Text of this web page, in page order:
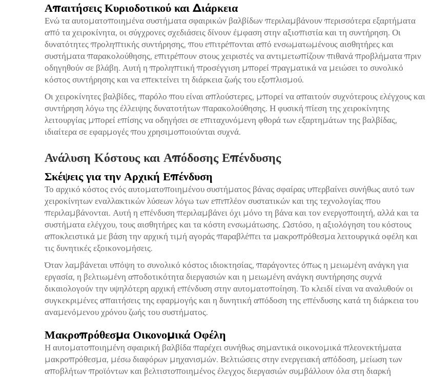
Απαιτήσεις Κυριοδοτικού και Διάρκεια
Ενώ τα αυτοματοποιημένα συστήματα σφαιρικών βαλβίδων περιλαμβάνουν περισσότερα εξαρτήματα
από τα χειροκίνητα, οι σύγχρονες σχεδιάσεις δίνουν έμφαση στην αξιοπιστία και τη συντήρηση. Οι
δυνατότητες προληπτικής συντήρησης, που επιτρέπονται από ενσωματωμένους αισθητήρες και
συστήματα παρακολούθησης, επιτρέπουν στους χειριστές να αντιμετωπίζουν πιθανά προβλήματα πριν
οδηγηθούν σε βλάβη. Αυτή η προληπτική προσέγγιση μπορεί πραγματικά να μειώσει το συνολικό
κόστος συντήρησης και να επεκτείνει τη διάρκεια ζωής του εξοπλισμού.
Οι χειροκίνητες βαλβίδες, παρόλο που είναι απλούστερες, μπορεί να απαιτούν συχνότερους ελέγχους και
συντήρηση λόγω της έλλειψης δυνατοτήτων παρακολούθησης. Η φυσική πίεση της χειροκίνητης
λειτουργίας μπορεί επίσης να οδηγήσει σε επιταχυνόμενη φθορά των εξαρτημάτων της βαλβίδας,
ιδιαίτερα σε εφαρμογές που χρησιμοποιούνται συχνά.
Ανάλυση Κόστους και Απόδοσης Επένδυσης
Σκέψεις για την Αρχική Επένδυση
Το αρχικό κόστος ενός αυτοματοποιημένου συστήματος βάνας σφαίρας υπερβαίνει συνήθως αυτό των
χειροκίνητων εναλλακτικών λύσεων λόγω των επιπλέον συστατικών και της τεχνολογίας που
περιλαμβάνονται. Αυτή η επένδυση περιλαμβάνει όχι μόνο τη βάνα και τον ενεργοποιητή, αλλά και τα
συστήματα ελέγχου, τους αισθητήρες και τα κόστη ενσωμάτωσης. Ωστόσο, η αξιολόγηση του κόστους
αποκλειστικά με βάση την αρχική τιμή αγοράς παραβλέπει τα μακροπρόθεσμα λειτουργικά οφέλη και
τις δυνητικές εξοικονομήσεις.
Όταν λαμβάνεται υπόψη το συνολικό κόστος ιδιοκτησίας, παράγοντες όπως η μειωμένη ανάγκη για
εργασία, η βελτιωμένη αποδοτικότητα διεργασιών και η μειωμένη ανάγκη συντήρησης συχνά
δικαιολογούν την υψηλότερη αρχική επένδυση στην αυτοματοποίηση. Το κλειδί είναι να αναλυθούν οι
συγκεκριμένες απαιτήσεις της εφαρμογής και η δυνητική απόδοση της επένδυσης κατά τη διάρκεια του
αναμενόμενου χρόνου ζωής του συστήματος.
Μακροπρόθεσμα Οικονομικά Οφέλη
Η αυτοματοποιημένη σφαιρική βαλβίδα παρέχει συνήθως σημαντικά οικονομικά πλεονεκτήματα
μακροπρόθεσμα, μέσω διαφόρων μηχανισμών. Βελτιώσεις στην ενεργειακή απόδοση, μείωση των
αποβλήτων προϊόντων και βελτιστοποιημένος έλεγχος διεργασιών συμβάλλουν όλα στη διαρκή